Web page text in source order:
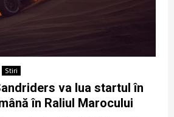
Stiri
va lua startul în
în Raliul Marocului